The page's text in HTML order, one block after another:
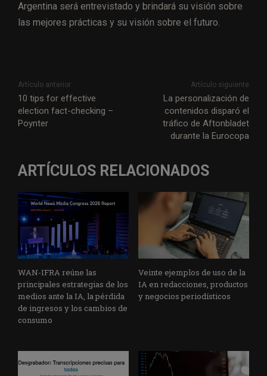
Argentina será entrevistado y brindará su visión sobre
las mejores prácticas y su visión sobre el futuro.
Artículo anterior
10 tips for effective
election fact-checking –
Poynter
Artículo siguiente
La personalización de
contenidos disparó el
tráfico de Aftonbladet
durante la Eurocopa
ARTÍCULOS RELACIONADOS
WAN-IFRA reúne las
principales estrategias de los
medios ante la IA, la pérdida
de ingresos y los cambios de
consumo
Veinte ejemplos de uso de la
IA en redacciones, productos
y negocios periodísticos